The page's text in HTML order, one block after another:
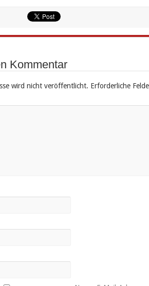
Kommentar
wird nicht veröffentlicht. Erforderliche